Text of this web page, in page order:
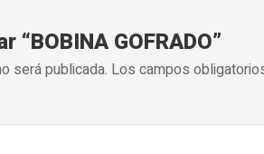
“BOBINA GOFRADO”
será publicada. Los campos